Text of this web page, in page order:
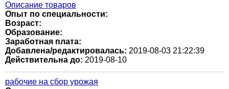
Описание товаров
Опыт по специальности:
Возраст:
Образование:
Заработная плата:
Добавлена/редактировалась: 2019-08-03 21:22:39
Действительна до: 2019-08-10
рабочие на сбор урожая